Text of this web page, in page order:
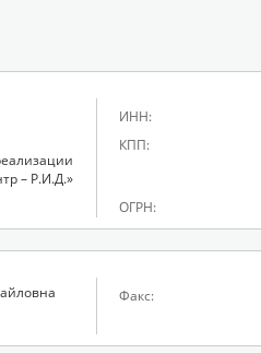
ИНН:
– Р.И.Д.»
КПП:
ОГРН:
Факс: